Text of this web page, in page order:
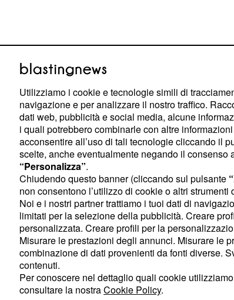
Huijsen ha giocato il suo
match ufficiale con la
scorso 22 ottobre
Creciuto nella Next Gen, Huijsen ha fatto il suo
Serie Ail 22 ottobre scorso nella partita tra Milan e
Juventus, quando Allegri l'ha spedito in campo per
meglio gli ultimi 10 minuti ed evitare di esporsi alla
dei rossoneri, alla fine sconfitti 0-1 con rete dell'ex
Locatelli.
Alto 1,95 m e classe 2005, il centrale ha bisogno
per acquisire esperienza e maturità ecco che
Utilizziamo i cookie e tecnologie simili di
navigazione e per analizzare il nostro traffico.
dati web, pubblicità e social media, alcune
i quali potrebbero combinarle con altre
acconsentire all’uso di tali tecnologie cliccando il
scelte, anche eventualmente negando il
“Personalizza”.
Chiudendo questo banner (cliccando sul pulsante
non consentono l’utilizzo di cookie o altri
Noi e i nostri partner trattiamo i tuoi dati di
limitati per la selezione della pubblicità. Creare
personalizzata. Creare profili per la
Misurare le prestazioni degli annunci. Misurare le
combinazione di dati provenienti da fonti diverse.
contenuti.
Per conoscere nel dettaglio quali cookie
consultare la nostraCookie Policy.